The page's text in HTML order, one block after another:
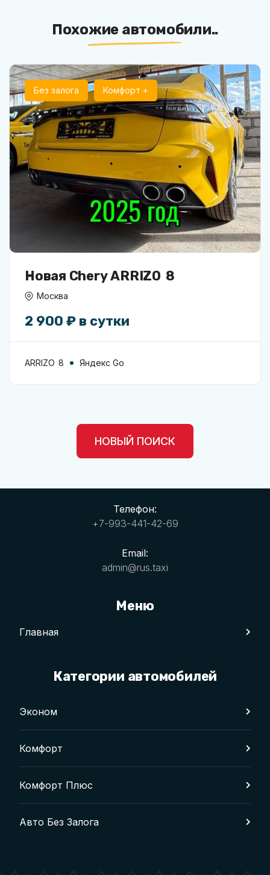
Похожие автомобили..
Без залога Комфорт +
Новая Chery ARRIZO 8
Москва
2 900 ₽ в сутки
ARRIZO 8 Яндекс Go
НОВЫЙ ПОИСК
Телефон:
+7-993-441-42-69
Email:
admin@rus.taxi
Меню
Главная
Категории автомобилей
Эконом
Комфорт
Комфорт Плюс
Авто Без Залога